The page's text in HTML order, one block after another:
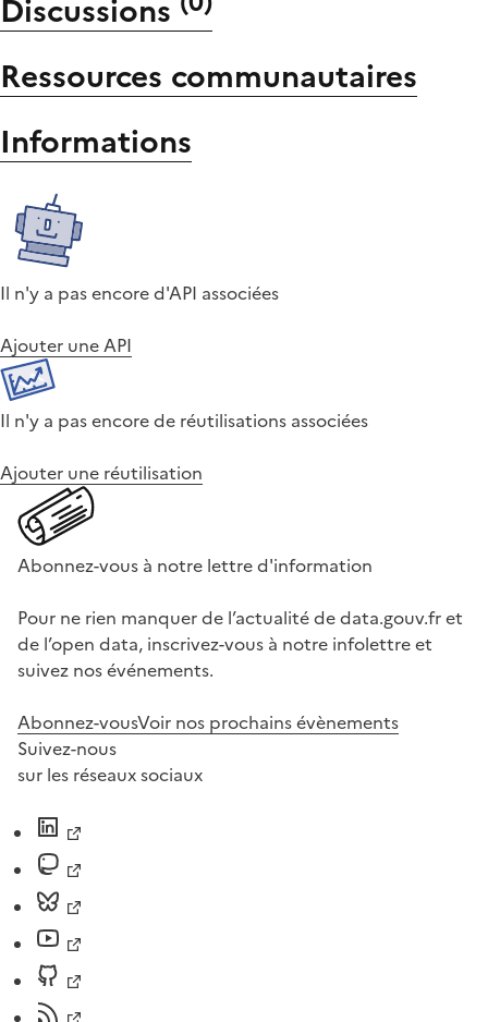
Discussions
Ressources communautaires
Informations
Il n'y a pas encore d'API associées
Ajouter une API
Il n'y a pas encore de réutilisations associées
Ajouter une réutilisation
Abonnez-vous à notre lettre d'information
Pour ne rien manquer de l’actualité de data.gouv.fr et
de l’open data, inscrivez-vous à notre infolettre et
suivez nos événements.
Abonnez-vousVoir nos prochains évènements
Suivez-nous
sur les réseaux sociaux